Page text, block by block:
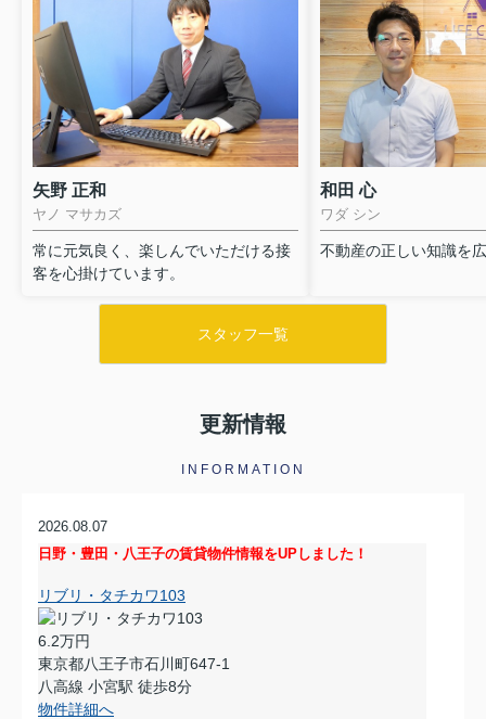
矢野 正和
ヤノ マサカズ
常に元気良く、楽しんでいただける接
客を心掛けています。
和田 心
ワダ シン
不動産の正しい知識を
スタッフ一覧
更新情報
INFORMATION
2026.08.07
日野・豊田・八王子の賃貸物件情報をUPしました！
リブリ・タチカワ103
6.2万円
東京都八王子市石川町647-1
八高線 小宮駅 徒歩8分
物件詳細へ